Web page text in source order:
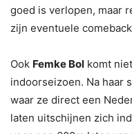
goed is verlopen, maar
zijn eventuele
Ook Femke Bol komt
indoorseizoen. Na haar
waar ze direct een
laten uitschijnen zich